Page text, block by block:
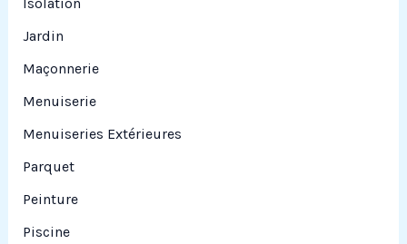
Jardin
Maçonnerie
Menuiserie
Menuiseries Extérieures
Parquet
Peinture
Piscine